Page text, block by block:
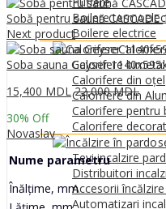
Boilere
Boilere electrice
Calorifere bimetal
Calorifere din oțel
Calorifere din
Calorifere pentru
Calorifere
Tevi incalzire
Distribuitori
Accesorii
Automatizari
Sobă pentru saună CASCADE
Next product
Soba sauna Geyser
15,400 MDL 22,000MDL
30% Off
Novaslav
Nume parametru
Înălțime, mm